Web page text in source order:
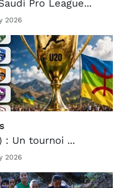
Pro League...
2026
: Un tournoi ...
2026